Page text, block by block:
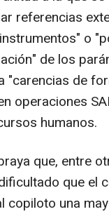
referencias
o
de los
"carencias de
operaciones
humanos.
que, entre
que el
una